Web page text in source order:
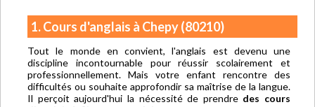
1. Cours d'anglais à Chepy (80210)
Tout le monde en convient, l'anglais est devenu une
discipline incontournable pour réussir scolairement et
professionnellement. Mais votre enfant rencontre des
difficultés ou souhaite approfondir sa maîtrise de la langue.
Il perçoit aujourd'hui la nécessité de prendre des cours